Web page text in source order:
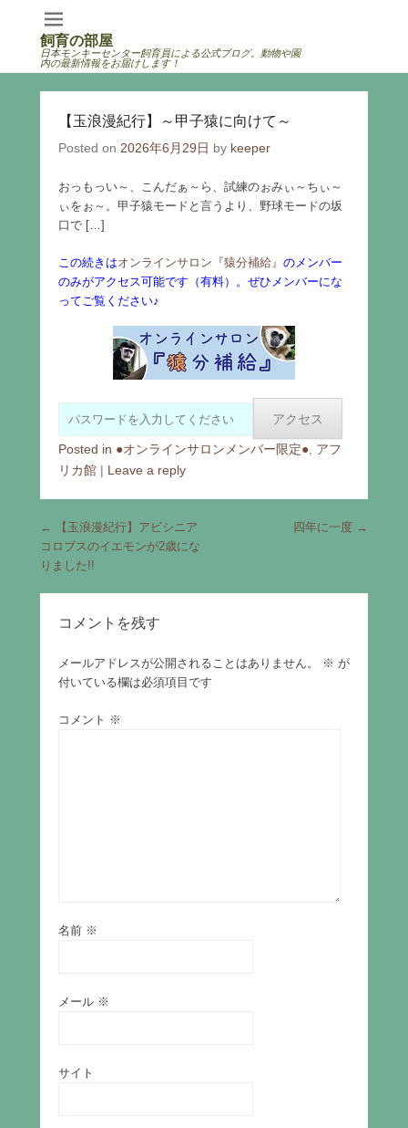
飼育の部屋
日本モンキーセンター飼育員による公式ブログ。動物や園
内の最新情報をお届けします！
【玉浪漫紀行】～甲子猿に向けて～
Posted on 2026年6月29日 by keeper
おっもっい～、こんだぁ～ら、試練のぉみぃ～ちぃ～
ぃをぉ～。甲子猿モードと言うより、野球モードの坂
口で […]
この続きはオンラインサロン『猿分補給』 のメンバー
のみがアクセス可能です（有料）。ぜひメンバーにな
ってご覧ください♪
Posted in ●オンラインサロンメンバー限定● アフ
リカ館 | Leave a reply
Post navigation
←
【玉浪漫紀行】アビシニア
コロブスのイエモンが2歳にな
りました!!
四年に一度 →
コメントを残す
メールアドレスが公開されることはありません。 ※ が
付いている欄は必須項目です
コメント ※
名前 ※
メール ※
サイト